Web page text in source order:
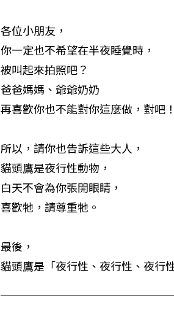
各位小朋友，
你一定也不希望在半夜睡覺時，
被叫起來拍照吧？
爸爸媽媽、爺爺奶奶
再喜歡你也不能對你這麼做，對吧！
所以，請你也告訴這些大人，
貓頭鷹是夜行性動物，
白天不會為你張開眼睛，
喜歡牠，請尊重牠。
最後，
貓頭鷹是「夜行性、夜行性、夜行